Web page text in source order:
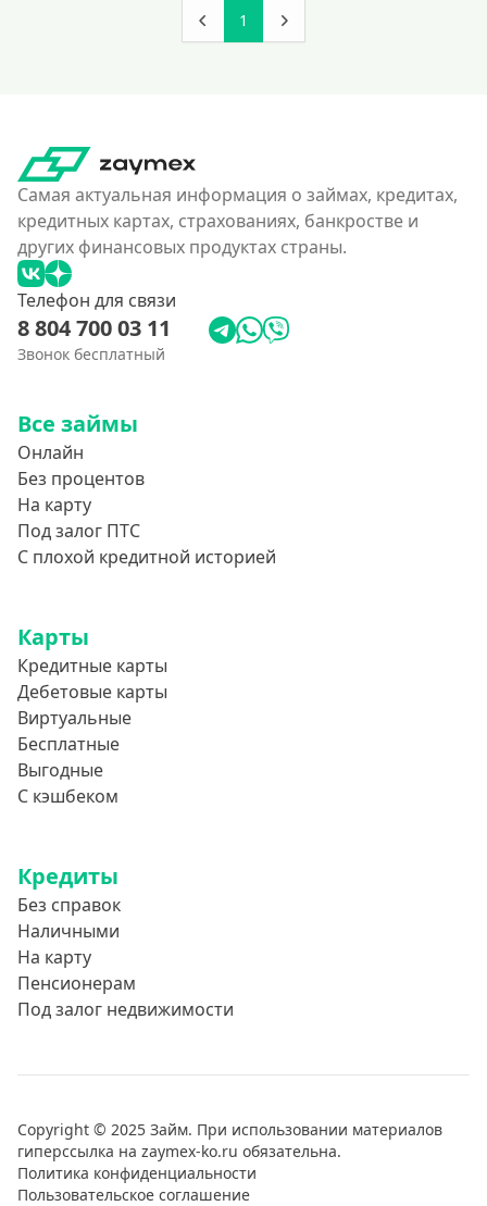
1
Самая актуальная информация о займах, кредитах,
кредитных картах, страхованиях, банкростве и
других финансовых продуктах страны.
Телефон для связи
8 804 700 03 11
Звонок бесплатный
Все займы
Онлайн
Без процентов
На карту
Под залог ПТС
С плохой кредитной историей
Карты
Кредитные карты
Дебетовые карты
Виртуальные
Бесплатные
Выгодные
С кэшбеком
Кредиты
Без справок
Наличными
На карту
Пенсионерам
Под залог недвижимости
Copyright © 2025 Займ. При использовании материалов
гиперссылка на zaymex-ko.ru обязательна.
Политика конфиденциальности
Пользовательское соглашение